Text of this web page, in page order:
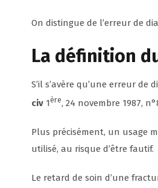
On distingue de l’erreur de
La définition
S’il s’avère qu’une erreur
civ 1ère, 24 novembre 1987,
Plus précisément, un usage
utilisé, au risque d’être fautif.
Le retard de soin d’une